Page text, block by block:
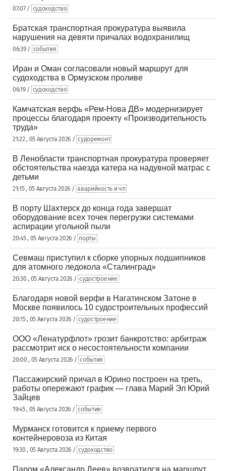
07:07 / судоходство
Братская транспортная прокуратура выявила
нарушения на девяти причалах водохранилищ
06:39 / события
Иран и Оман согласовали новый маршрут для
судоходства в Ормузском проливе
06:19 / судоходство
Камчатская верфь «Рем-Нова ДВ» модернизирует
процессы благодаря проекту «Производительность
труда»
21:22 , 05 Августа 2026 / судоремонт
В Ленобласти транспортная прокуратура проверяет
обстоятельства наезда катера на надувной матрас с
детьми
21:15 , 05 Августа 2026 / аварийность и чп
В порту Шахтерск до конца года завершат
оборудование всех точек перегрузки системами
аспирации угольной пыли
20:45 , 05 Августа 2026 / порты
Севмаш приступил к сборке упорных подшипников
для атомного ледокола «Сталинград»
20:30 , 05 Августа 2026 / судостроение
Благодаря новой верфи в Нагатинском Затоне в
Москве появилось 10 судостроительных профессий
20:15 , 05 Августа 2026 / судостроение
ООО «Ленатурфлот» грозит банкротство: арбитраж
рассмотрит иск о несостоятельности компании
20:00 , 05 Августа 2026 / события
Пассажирский причал в Юрино построен на треть,
работы опережают график — глава Марий Эл Юрий
Зайцев
19:45 , 05 Августа 2026 / события
Мурманск готовится к приему первого
контейнеровоза из Китая
19:30 , 05 Августа 2026 / судоходство
Паром «Александр Деев» возвратился на маршрут